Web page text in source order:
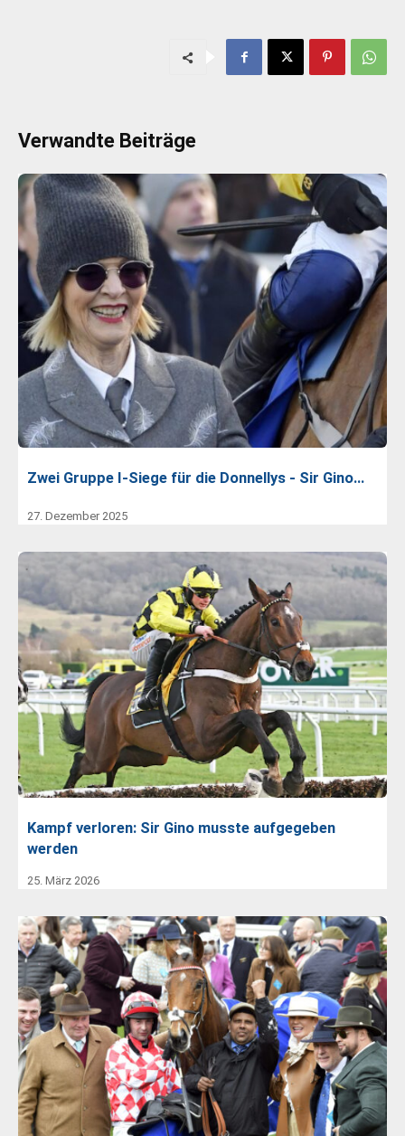
Verwandte Beiträge
Zwei Gruppe I-Siege für die Donnellys - Sir Gino…
27. Dezember 2025
Kampf verloren: Sir Gino musste aufgegeben
werden
25. März 2026